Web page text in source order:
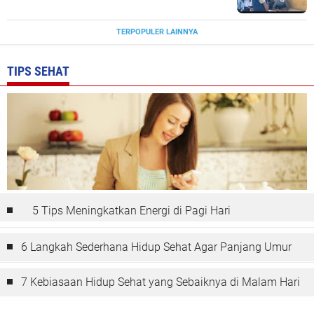
TERPOPULER LAINNYA
TIPS SEHAT
5 Tips Meningkatkan Energi di Pagi Hari
6 Langkah Sederhana Hidup Sehat Agar Panjang Umur
7 Kebiasaan Hidup Sehat yang Sebaiknya di Malam Hari